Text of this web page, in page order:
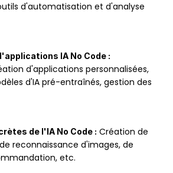
d'automatisation et d'analyse
IA No Code :
d'applications personnalisées,
d'IA pré-entraînés, gestion des
de l'IA No Code : Création de
reconnaissance d'images, de
etc.